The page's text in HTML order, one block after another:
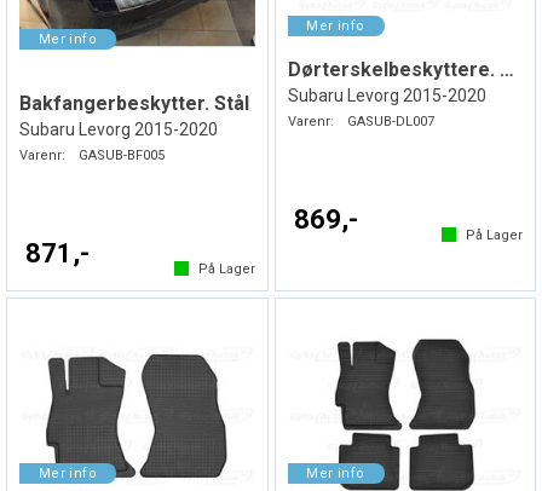
Bakfangerbeskytter. Stål
Subaru Levorg 2015-2020
Varenr: GASUB-BF005
871,-
På Lager
Dørterskelbeskyttere. Stål
Subaru Levorg 2015-2020
Varenr: GASUB-DL007
869,-
På Lager